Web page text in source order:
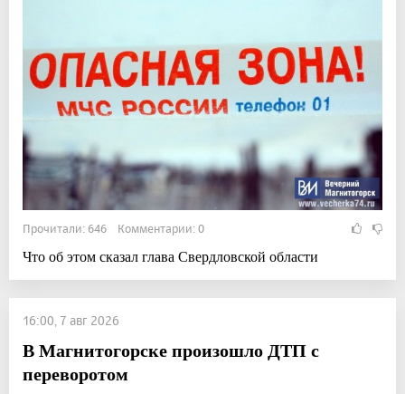
Прочитали: 646 Комментарии: 0
Что об этом сказал глава Свердловской области
16:00, 7 авг 2026
В Магнитогорске произошло ДТП с
переворотом